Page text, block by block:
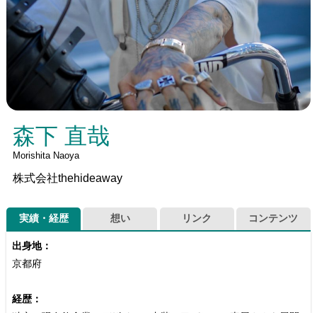
森下 直哉
Morishita Naoya
株式会社thehideaway
実績・経歴
出身地：
京都府
経歴：
想い リンク コンテンツ